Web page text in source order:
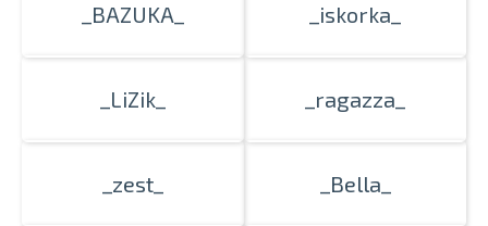
_BAZUKA_ _iskorka_
_LiZik_ _ragazza_
_zest_ _Bella_